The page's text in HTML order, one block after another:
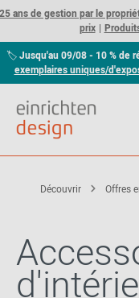
ans de gestion par le
prix
🏷Jusqu'au 09/08 - 10 % de
exemplaires uniques/
Découvrir Offres